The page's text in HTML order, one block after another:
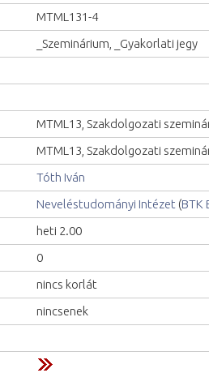
MTML131-4
_Szeminárium, _Gyakorlati jegy
MTML13, Szakdolgozati
MTML13, Szakdolgozati
Tóth Iván
Neveléstudományi Intézet (BTK
heti 2.00
0
nincs korlát
nincsenek